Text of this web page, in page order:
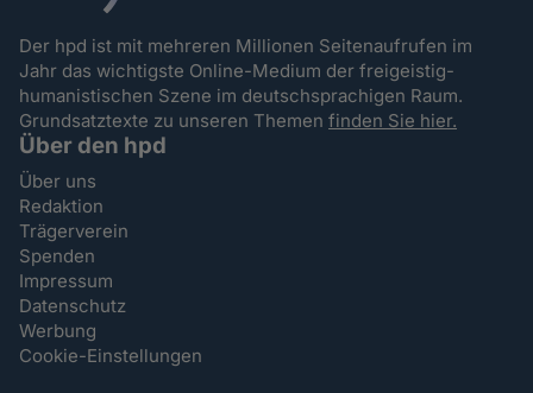
Der hpd ist mit mehreren Millionen Seitenaufrufen im
Jahr das wichtigste Online-Medium der freigeistig-
humanistischen Szene im deutschsprachigen Raum.
Grundsatztexte zu unseren Themenfinden Sie hier.
Über den hpd
Über uns
Redaktion
Trägerverein
Spenden
Impressum
Datenschutz
Werbung
Cookie-Einstellungen